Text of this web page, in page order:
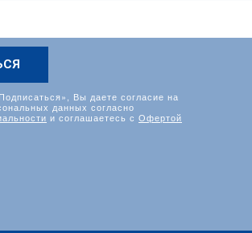
Вы даете согласие на
данных согласно
и соглашаетесь с Офертой